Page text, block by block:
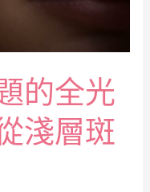
的全光
淺層斑